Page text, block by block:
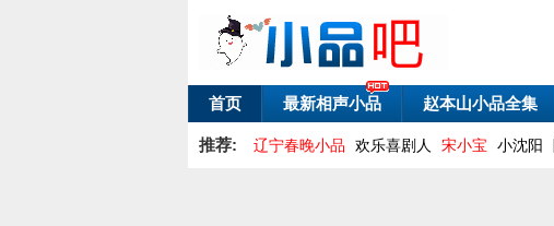
首页 最新相声小品 赵本山小品全集
推荐: 辽宁春晚小品 欢乐喜剧人 宋小宝 小沈阳